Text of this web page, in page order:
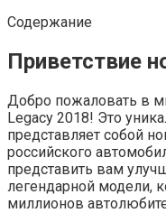
Содержание
Приветствие
Добро пожаловать в
Legacy 2018! Это
представляет собой
российского
представить вам
легендарной модели,
миллионов